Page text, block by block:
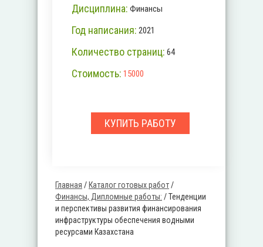
Вы здесь
Главная / Каталог готовых работ/
Финансы, Дипломные работы: /Тенденции
и перспективы развития финансирования
инфраструктуры обеспечения водными
ресурсами Казахстана
Дисциплина: Финансы
Год написания: 2021
Количество страниц: 64
Стоимость: 15000
КУПИТЬ РАБОТУ